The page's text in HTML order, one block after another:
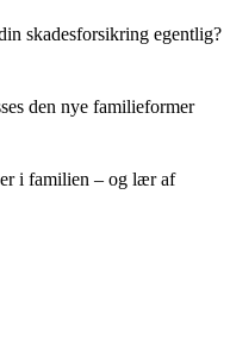
skadesforsikring egentlig?
den nye familieformer
i familien – og lær af